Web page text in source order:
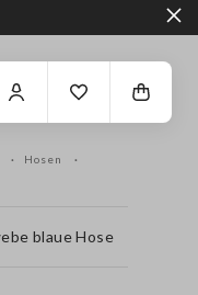
Hosen
blaue Hose